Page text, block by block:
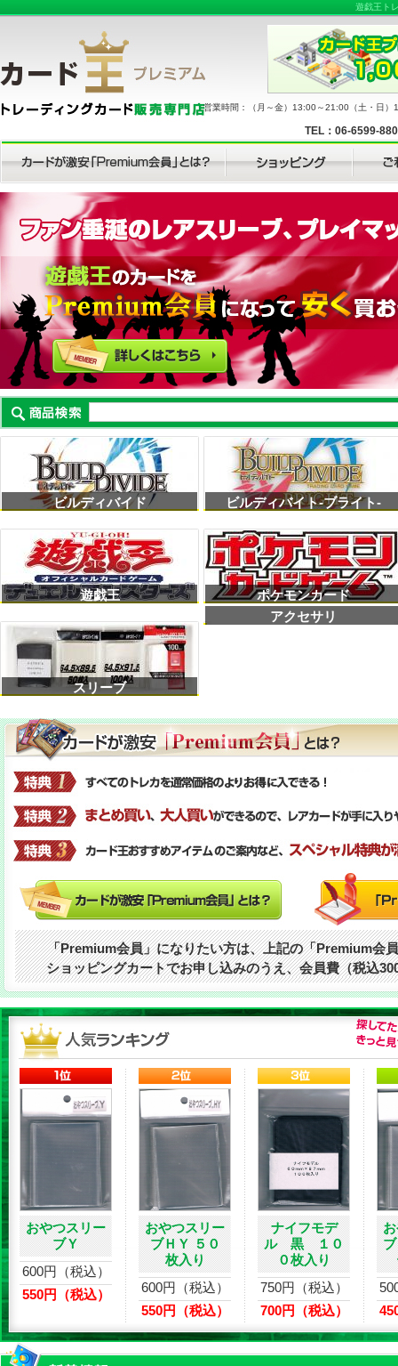
遊戯王ト
営業時間：（月～金）13:00～21:00（土・日
TEL：06-6599-
ビルディバイド ビルディバイト-ブライト-
遊戯王 ポケモンカード
スリーブ
アクセサリ
「Premium会員」になりたい方は、上記の「Premium会
ショッピングカートでお申し込みのうえ、会員費（税込
おやつスリー
ブＹ
600円（税込）
550円（税込）
おやつスリー
ブＨＹ ５０
枚入り
600円（税込）
550円（税込）
ナイフモデ
ル 黒 １０
０枚入り
750円（税込）
700円（税込）